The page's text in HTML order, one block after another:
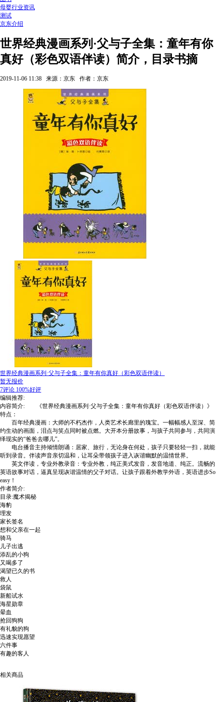
母婴行业资讯
测试
京东介绍
世界经典漫画系列·父与子全集：童年有你
真好（彩色双语伴读）简介，目录书摘
2019-11-06 11:38 来源：京东 作者：京东
世界经典漫画系列·父与子全集：童年有你真好（彩色双语伴读）
暂无报价
7评论 100%好评
编辑推荐:
内容简介: 《世界经典漫画系列·父与子全集：童年有你真好（彩色双语伴读）》
特点：
百年经典漫画：大师的不朽杰作，人类艺术长廊里的瑰宝。一幅幅感人至深、简
约生动的画面，泪点与笑点同时被点燃。大开本分册故事，与孩子共同参与，共同演
绎现实的“爸爸去哪儿”。
电台播音主持倾情朗诵：居家、旅行，无论身在何处，孩子只要轻轻一扫，就能
听到录音。伴读声音亲切温和，让耳朵带领孩子进入诙谐幽默的温情世界。
英文伴读，专业外教录音：专业外教，纯正美式发音，发音地道、纯正。流畅的
英语故事对话，逼真呈现诙谐温情的父子对话。让孩子跟着外教学外语，英语进步So
easy！
作者简介:
目录:魔术揭秘
海豹
理发
家长签名
想和父亲在一起
骑马
儿子出逃
添乱的小狗
又喝多了
渴望已久的书
救人
袋鼠
新船试水
海星勋章
晕血
抢回狗狗
有礼貌的狗
迅速实现愿望
六件事
有趣的客人
相关商品